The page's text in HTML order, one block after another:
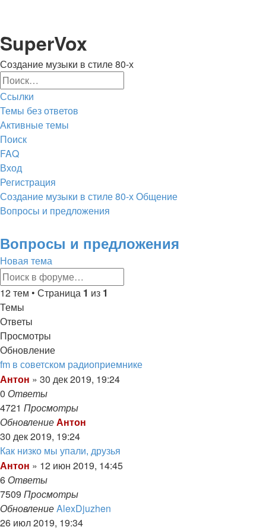
SuperVox
Создание музыки в стиле 80-х
Ссылки
Темы без ответов
Активные темы
Поиск
FAQ
Вход
Регистрация
Создание музыки в стиле 80-хОбщение
Вопросы и предложения
Вопросы и предложения
Новая
тема
Новая тема
12 тем • Страница 1 из 1
Темы
Ответы
Просмотры
Обновление
fm в советском радиоприемнике
Антон » 30 дек 2019, 19:24
0 Ответы
4721 Просмотры
ОбновлениеАнтон
30 дек 2019, 19:24
Как низко мы упали, друзья
Антон » 12 июн 2019, 14:45
6 Ответы
7509 Просмотры
ОбновлениеAlexDjuzhen
26 июл 2019, 19:34